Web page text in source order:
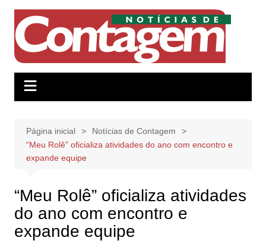
conteúdo
Página inicial
Notícias de Contagem
“Meu Rolê” oficializa atividades do ano com encontro e
expande equipe
“Meu Rolê” oficializa atividades
do ano com encontro e
expande equipe